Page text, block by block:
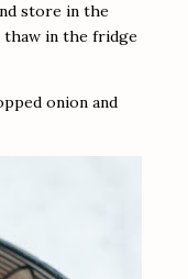
store in the
thaw in the fridge
onion and